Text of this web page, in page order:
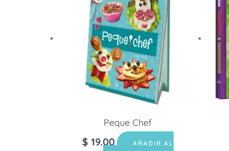
Peque Chef
$ 19.00
AÑADIR AL